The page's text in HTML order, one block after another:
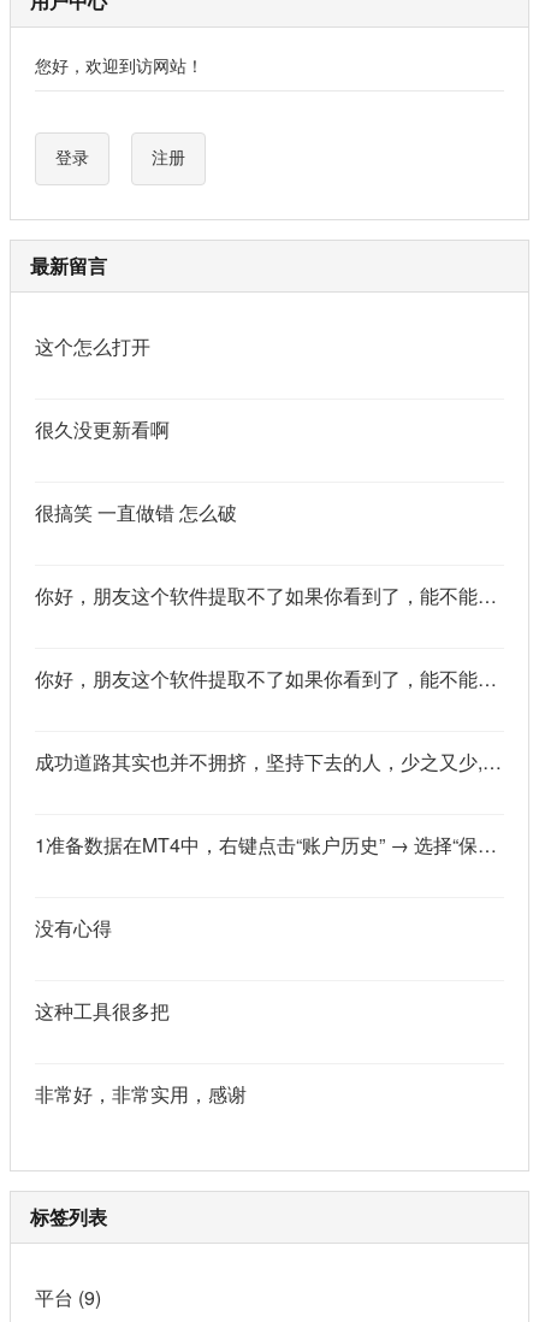
您好，欢迎到访网站！
登录 注册
最新留言
这个怎么打开
很久没更新看啊
很搞笑 一直做错 怎么破
你好，朋友这个软件提取不了如果你看到了，能不能把这个纯净版的发我邮箱里不
你好，朋友这个软件提取不了如果你看到了，能不能把这个纯净版的发我邮箱里不
成功道路其实也并不拥挤，坚持下去的人，少之又少,说的真好
1准备数据在MT4中，右键点击“账户历史” → 选择“保存为详细户口结单” → 保存为一个HTML文件。用Excel打开这个HTML文件，或者打开它并复制全部内容，粘贴到一个空白Excel工作表中。2使用你的.xlsm文件打开你已经保存好的“MT4报表合并神器.xlsm”文件。将上一步中未处理的两行数据，复制并粘贴到这个.xlsm文件的第一个工作表中。3运行宏在Excel中，按快捷键 Alt + F8 打开“宏”对话框。选择名为 MergeMT4Statement_Ultimate 的宏，然后点击“执行”或“运行”。4完成宏运行后，你会发现原本错位成两行的数据，已经自动合并成一行了。
没有心得
这种工具很多把
非常好，非常实用，感谢
标签列表
平台 (9)